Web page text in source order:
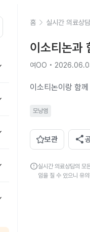
홈 실시간 의료상담
이소티논과
여OO •
이소티논이랑 함
모낭염
보관 share
error실시간 의료상담의 모
임을 질 수 있으니 유